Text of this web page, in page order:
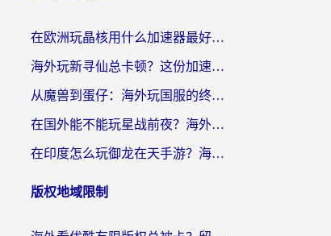
在欧洲玩晶核用什么加速器最好呢？一个老玩家的真心话
海外玩新寻仙总卡顿？这份加速器选择指南让你秒回国服流畅体验
从魔兽到蛋仔：海外玩国服的终极加速指南，找到你的专属高速通道
在国外能不能玩星战前夜？海外党国服游戏不卡顿的秘密武器在这里
在印度怎么玩御龙在天手游？海外党畅玩国服的终极生存指南
版权地域限制